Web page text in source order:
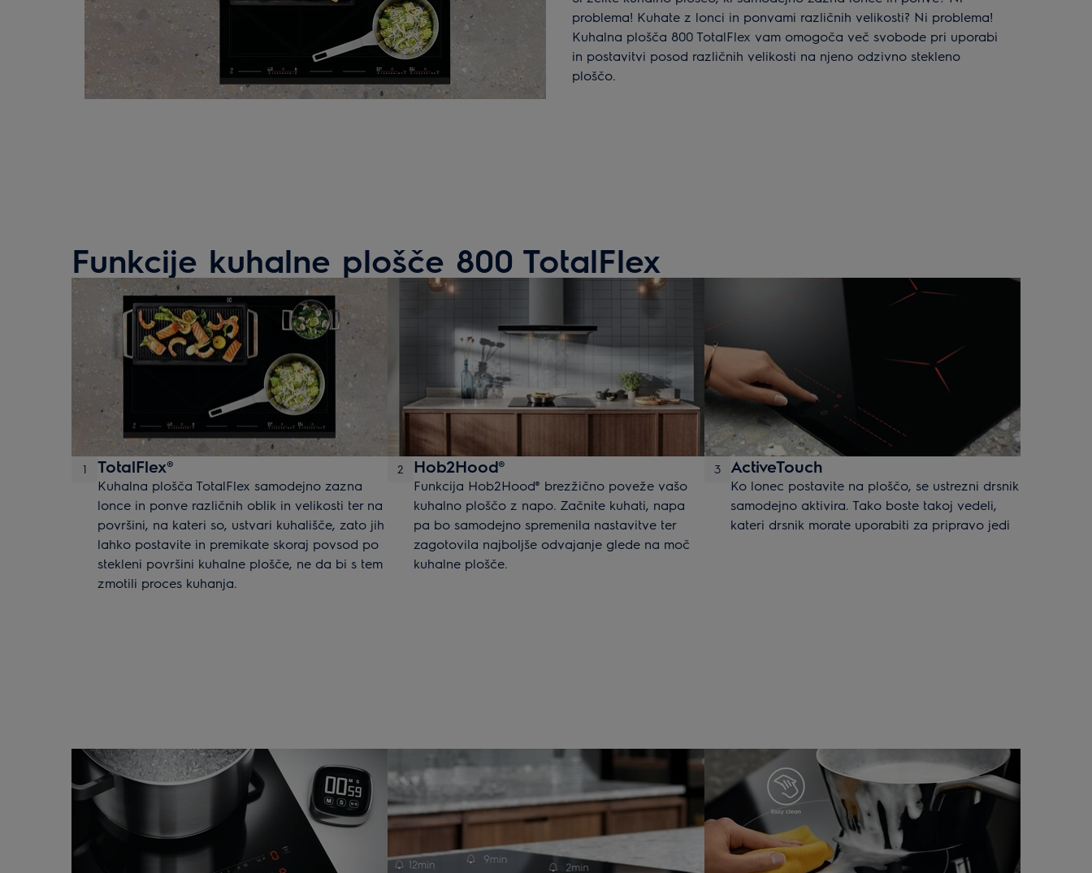
problema! Kuhate z lonci in ponvami različnih velikosti? Ni problema!
Kuhalna plošča 800 TotalFlex vam omogoča več svobode pri uporabi
in postavitvi posod različnih velikosti na njeno odzivno stekleno
ploščo.
Funkcije kuhalne plošče 800 TotalFlex
1 TotalFlex®
Kuhalna plošča TotalFlex samodejno zazna
lonce in ponve različnih oblik in velikosti ter na
površini, na kateri so, ustvari kuhališče, zato jih
lahko postavite in premikate skoraj povsod po
stekleni površini kuhalne plošče, ne da bi s tem
zmotili proces kuhanja.
2 Hob2Hood®
Funkcija Hob2Hood® brezžično poveže vašo
kuhalno ploščo z napo. Začnite kuhati, napa
pa bo samodejno spremenila nastavitve ter
zagotovila najboljše odvajanje glede na moč
kuhalne plošče.
3 ActiveTouch
Ko lonec postavite na ploščo, se ustrezni drsnik
samodejno aktivira. Tako boste takoj vedeli,
kateri drsnik morate uporabiti za pripravo jedi